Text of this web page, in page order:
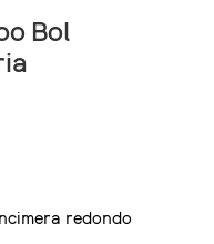
Bol
redondo